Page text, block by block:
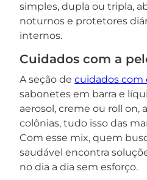
simples, dupla ou tripla,
noturnos e protetores
internos.
Cuidados com a
A seção de cuidados com
sabonetes em barra e
aerosol, creme ou roll on,
colônias, tudo isso das
Com esse mix, quem
saudável encontra
no dia a dia sem esforço.